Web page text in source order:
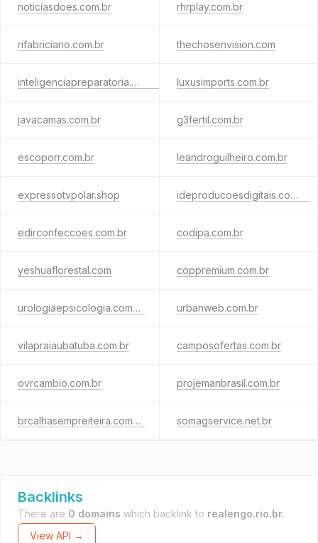
noticiasdoes.com.br rhrplay.com.br
rifabriciano.com.br thechosenvision.com
inteligenciapreparatoria.com.br luxusimports.com.br
javacamas.com.br g3fertil.com.br
escoporr.com.br leandroguilheiro.com.br
expressotvpolar.shop ideproducoesdigitais.com.br
edirconfeccoes.com.br codipa.com.br
yeshuaflorestal.com coppremium.com.br
urologiaepsicologia.com.br urbanweb.com.br
vilapraiaubatuba.com.br camposofertas.com.br
ovrcambio.com.br projemanbrasil.com.br
brcalhasempreiteira.com.br somagservice.net.br
Backlinks
There are 0 domains which backlink to realengo.rio.br.
View API →